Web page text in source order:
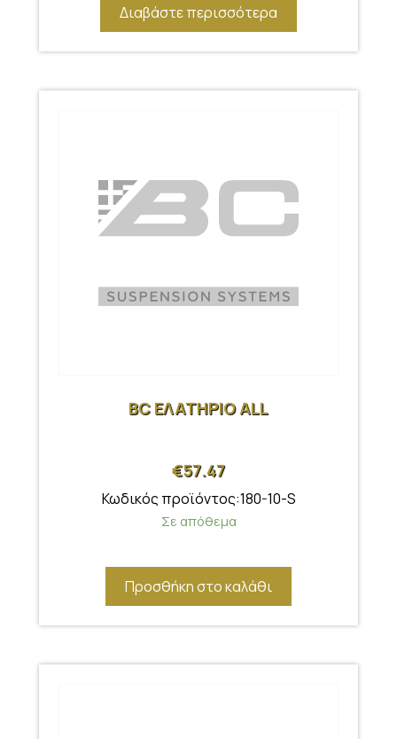
Διαβάστε περισσότερα
BC ΕΛΑΤΗΡΙΟ ALL
€57.47
Κωδικός προϊόντος:180-10-S
Σε απόθεμα
Προσθήκη στο καλάθι